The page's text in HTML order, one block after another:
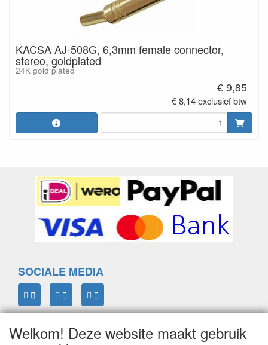
KACSA AJ-508G, 6,3mm female connector,
stereo, goldplated
24K gold plated
€ 9,85
€ 8,14 exclusief btw
SOCIALE MEDIA
ELTIM
Welkom! Deze website maakt gebruik